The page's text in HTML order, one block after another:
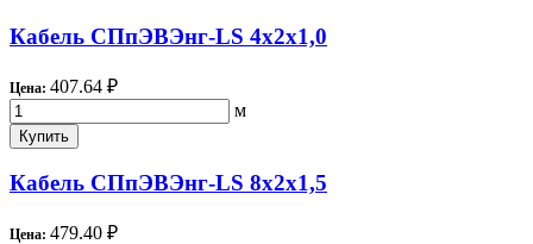
Кабель СПпЭВЭнг-LS 4х2х1,0
Цена: 407.64 ₽
м
Купить
Кабель СПпЭВЭнг-LS 8х2х1,5
Цена: 479.40 ₽